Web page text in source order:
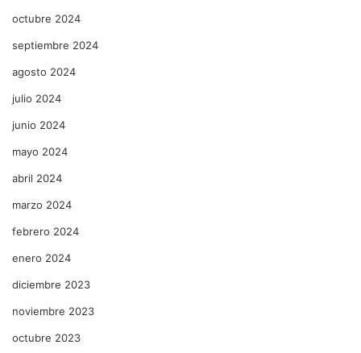
octubre 2024
septiembre 2024
agosto 2024
julio 2024
junio 2024
mayo 2024
abril 2024
marzo 2024
febrero 2024
enero 2024
diciembre 2023
noviembre 2023
octubre 2023